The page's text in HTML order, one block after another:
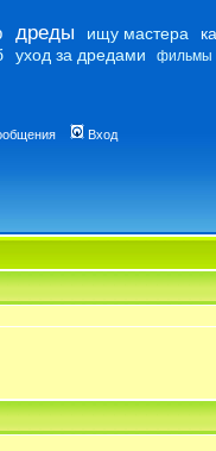
дреды ищу мастера
уход за дредами фильмы
Вход